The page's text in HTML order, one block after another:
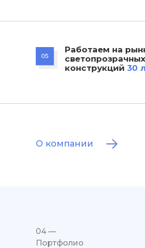
О компании
Работаем на
светопрозрачных
конструкций 30
04 —
Портфолио